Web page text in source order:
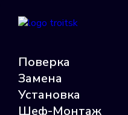
Поверка
Замена
Установка
Шеф-Монтаж